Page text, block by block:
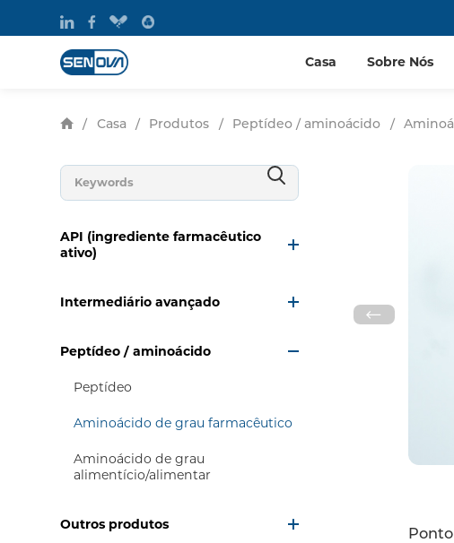
Casa Sobre Nós
/ Casa / Produtos / Peptídeo / aminoácido /
API (ingrediente farmacêutico
ativo)
Intermediário avançado
Peptídeo / aminoácido
Peptídeo
Aminoácido de grau farmacêutico
Aminoácido de grau
alimentício/alimentar
Outros produtos